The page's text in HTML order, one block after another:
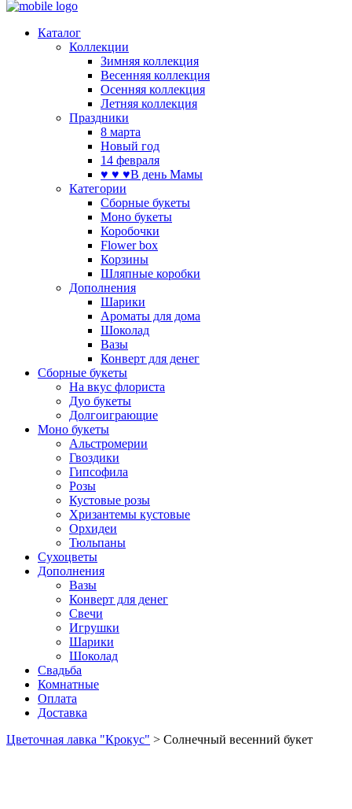
Каталог
Коллекции
Зимняя коллекция
Весенняя коллекция
Осенняя коллекция
Летняя коллекция
Праздники
8 марта
Новый год
14 февраля
♥ ♥ ♥В день Мамы
Категории
Сборные букеты
Моно букеты
Коробочки
Flower box
Корзины
Шляпные коробки
Дополнения
Шарики
Ароматы для дома
Шоколад
Вазы
Конверт для денег
Сборные букеты
На вкус флориста
Дуо букеты
Долгоиграющие
Моно букеты
Альстромерии
Гвоздики
Гипсофила
Розы
Кустовые розы
Хризантемы кустовые
Орхидеи
Тюльпаны
Сухоцветы
Дополнения
Вазы
Конверт для денег
Свечи
Игрушки
Шарики
Шоколад
Свадьба
Комнатные
Оплата
Доставка
Цветочная лавка "Крокус" > Солнечный весенний букет